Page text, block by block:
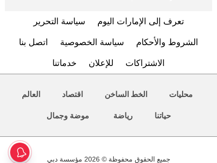
تعرف إلى الإمارات اليوم سياسة التحرير
الشروط والأحكام سياسة الخصوصية اتصل بنا
الاشتراكات للإعلان خدماتنا
محليات الخط الساخن اقتصاد العالم
حياتنا رياضة موضة وجمال
جميع الحقوق محفوظة © 2026 مؤسسة دبي